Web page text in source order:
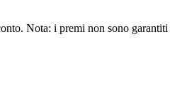
Nota: i premi non sono garantiti